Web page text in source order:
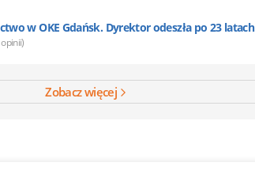
w OKE Gdańsk. Dyrektor odeszła po 23 latach
Zobacz więcej